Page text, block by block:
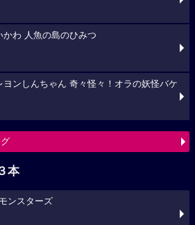
わ 人魚の島のひみつ
ンしんちゃん 奇々怪々！オラの妖怪バケ
本
ンスターズ